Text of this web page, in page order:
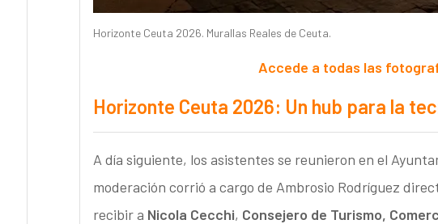
Horizonte Ceuta 2026. Murallas Reales de Ceuta.
Accede a todas las
Horizonte Ceuta 2026: Un hub para la
A día siguiente, los asistentes se reunieron en el
moderación corrió a cargo de Ambrosio Rodríguez
recibir a Nicola Cecchi, Consejero de Turismo,